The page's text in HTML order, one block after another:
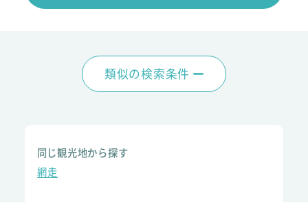
類似の検索条件
同じ観光地から探す
網走